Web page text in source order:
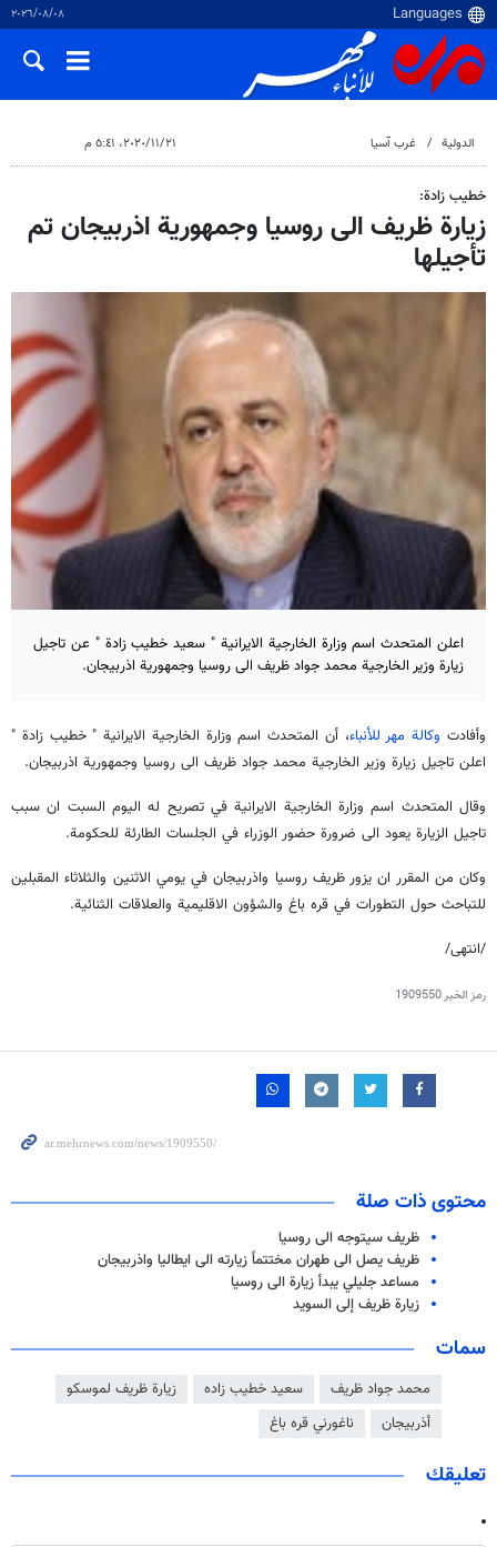
٠٨‏/٠٨‏/٢٠٢٦
الدولية غرب آسیا ٢١‏/١١‏/٢٠٢٠، ٥:٤١ م
خطیب زادة:
زيارة ظريف الى روسيا وجمهورية اذربيجان تم
تأجيلها
اعلن المتحدث اسم وزارة الخارجية الايرانية " سعيد خطيب زادة " عن تاجيل
زيارة وزير الخارجية محمد جواد ظريف الى روسيا وجمهورية اذربيجان.
وأفادت وكالة مهر للأنباء، أن المتحدث اسم وزارة الخارجية الايرانية " خطيب زادة "
اعلن تاجيل زيارة وزير الخارجية محمد جواد ظريف الى روسيا وجمهورية اذربيجان.
وقال المتحدث اسم وزارة الخارجية الايرانية في تصريح له اليوم السبت ان سبب
تاجيل الزيارة يعود الى ضرورة حضور الوزراء في الجلسات الطارئة للحكومة.
وكان من المقرر ان يزور ظريف روسيا واذربيجان في يومي الاثنين والثلاثاء المقبلين
للتباحث حول التطورات في قره باغ والشؤون الاقليمية والعلاقات الثنائية.
/انتهى/
رمز الخبر1909550
محتوى ذات صلة
ظريف سيتوجه الى روسيا
ظريف يصل الى طهران مختتماً زيارته الى ايطاليا واذربيجان
مساعد جليلي يبدأ زيارة الى روسيا
زيارة ظريف إلى السويد
سمات
محمد جواد ظريف سعيد خطيب زاده
زيارة ظريف لموسكو
أذربيجان
ناغورني قره باغ
تعليقك